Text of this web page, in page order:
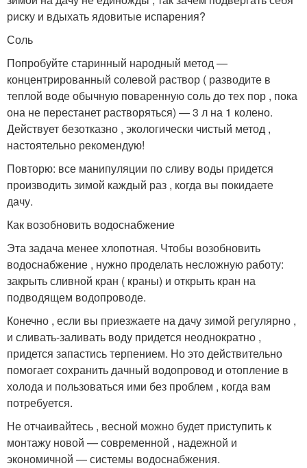
риску и вдыхать ядовитые испарения?
Соль
Попробуйте старинный народный метод —
концентрированный солевой раствор ( разводите в
теплой воде обычную поваренную соль до тех пор , пока
она не перестанет растворяться) — 3 л на 1 колено.
Действует безотказно , экологически чистый метод ,
настоятельно рекомендую!
Повторю: все манипуляции по сливу воды придется
производить зимой каждый раз , когда вы покидаете
дачу.
Как возобновить водоснабжение
Эта задача менее хлопотная. Чтобы возобновить
водоснабжение , нужно проделать несложную работу:
закрыть сливной кран ( краны) и открыть кран на
подводящем водопроводе.
Конечно , если вы приезжаете на дачу зимой регулярно ,
и сливать-заливать воду придется неоднократно ,
придется запастись терпением. Но это действительно
помогает сохранить дачный водопровод и отопление в
холода и пользоваться ими без проблем , когда вам
потребуется.
Не отчаивайтесь , весной можно будет приступить к
монтажу новой — современной , надежной и
экономичной — системы водоснабжения.